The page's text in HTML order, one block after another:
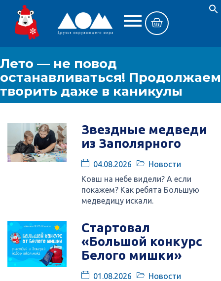
Лето — не повод
останавливаться! Продолжаем
творить даже в каникулы
Звездные медведи
из Заполярного
04.08.2026
Новости
Ковш на небе видели? А если
покажем? Как ребята Большую
медведицу искали.
Стартовал
«Большой конкурс
Белого мишки»
01.08.2026
Новости